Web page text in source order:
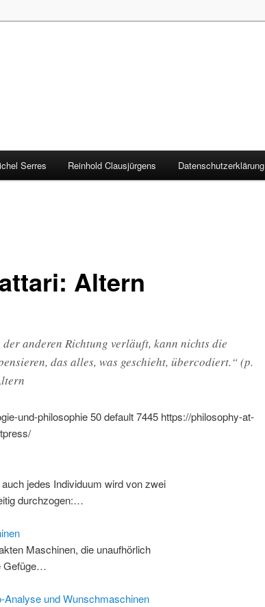
Serres Reinhold Clausjürgens Datenschutzerklärung
Altern
der anderen Richtung verläuft, kann nichts die
das alles, was geschieht, übercodiert.“ (p.
und-philosophie50default7445 https://philosophy-at-
jedes Individuum wird von zwei
durchzogen:…
Maschinen, die unaufhörlich
Gefüge…
Analyse und Wunschmaschinen